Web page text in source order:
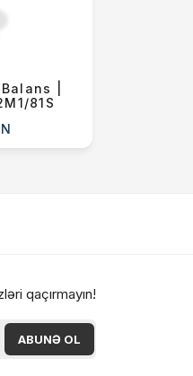
|
81S
qaçırmayın!